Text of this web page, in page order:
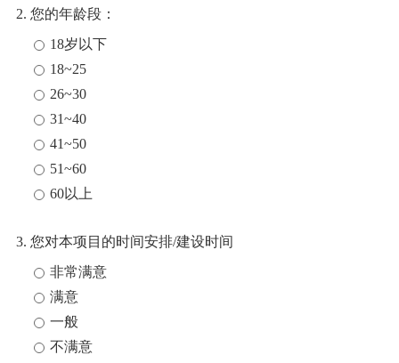
2. 您的年龄段：
18岁以下
18~25
26~30
31~40
41~50
51~60
60以上
3. 您对本项目的时间安排/建设时间
非常满意
满意
一般
不满意